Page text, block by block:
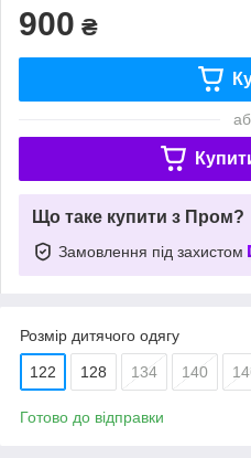
900 ₴
Що таке купити з Пром?
Замовлення під захистом
Розмір дитячого одягу
122 128 134 140
Готово до відправки